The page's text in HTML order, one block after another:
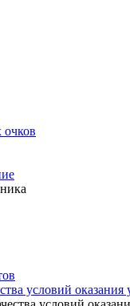
очков
условий